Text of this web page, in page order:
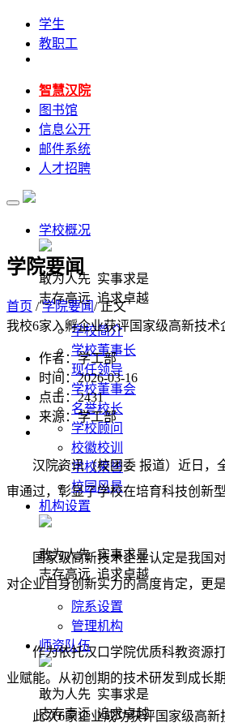
学生
教职工
智慧汉院
图书馆
信息公开
邮件系统
人才招聘
学校概况
敢为人先 实事求是
志存高远 追求卓越
学校简介
学校董事长
现任领导
学校董事会
名誉校长
学校顾问
校徽校训
学校荣誉
校园风景
机构设置
敢为人先 实事求是
志存高远 追求卓越
院系设置
管理机构
师资队伍
敢为人先 实事求是
志存高远 追求卓越
学院要闻
首页 /学院要闻/ 正文
我校6家入孵企业获评国家级高新技术
作者：学工部
时间：2026-03-16
点击：2431
来源：学工部
汉院资讯（校团委 报道）近日，
审通过，彰显了学校在培育科技创新
国家级高新技术企业认定是我国
对企业自身创新实力的高度肯定，更
作为依托汉口学院优质科教资源
业赋能。从初创期的技术研发到成长
此次6家企业成功获评国家级高